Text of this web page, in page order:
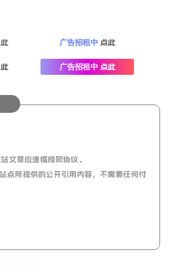
示，胎儿在八个月大小的时候，眼
广告招租中 点此
广告招租中 点此
文章应遵循相同协议。
点所提供的公开引用内容，不需要任何付